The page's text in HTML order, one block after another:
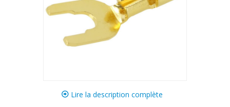
Lire la description complète